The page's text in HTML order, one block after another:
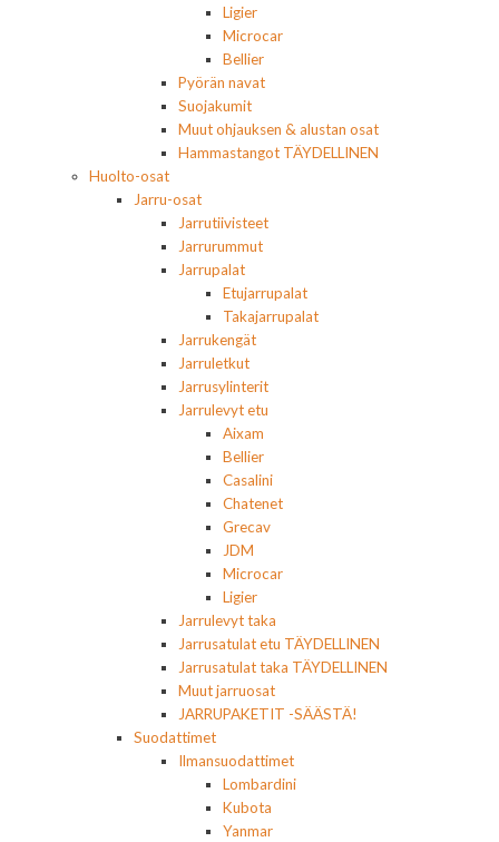
Ligier
Microcar
Bellier
Pyörän navat
Suojakumit
Muut ohjauksen & alustan osat
Hammastangot TÄYDELLINEN
Huolto-osat
Jarru-osat
Jarrutiivisteet
Jarrurummut
Jarrupalat
Etujarrupalat
Takajarrupalat
Jarrukengät
Jarruletkut
Jarrusylinterit
Jarrulevyt etu
Aixam
Bellier
Casalini
Chatenet
Grecav
JDM
Microcar
Ligier
Jarrulevyt taka
Jarrusatulat etu TÄYDELLINEN
Jarrusatulat taka TÄYDELLINEN
Muut jarruosat
JARRUPAKETIT -SÄÄSTÄ!
Suodattimet
Ilmansuodattimet
Lombardini
Kubota
Yanmar